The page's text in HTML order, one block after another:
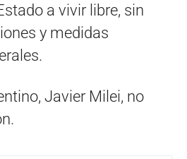
a vivir libre, sin
y medidas
Javier Milei, no